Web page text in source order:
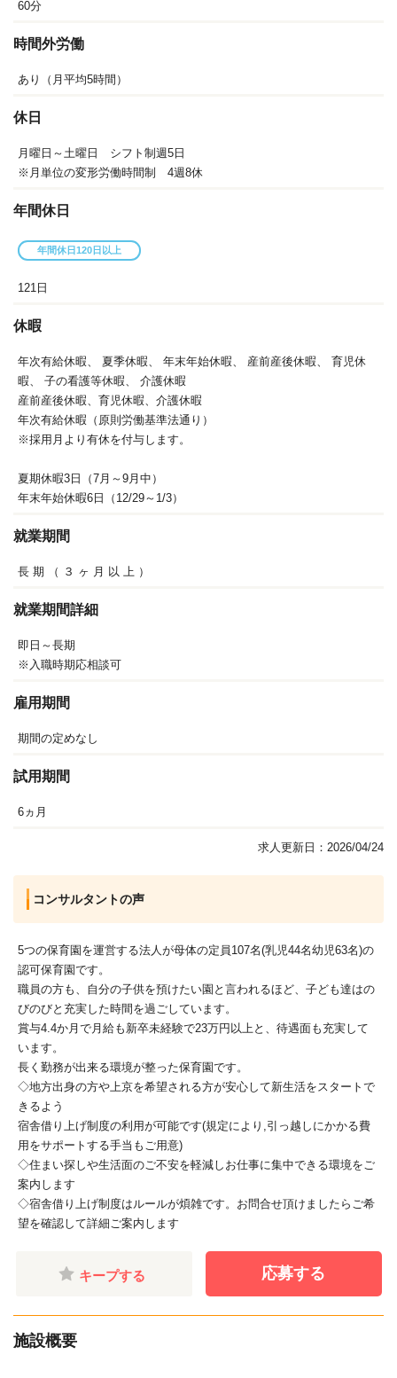
60分
時間外労働
あり（月平均5時間）
休日
月曜日～土曜日 シフト制週5日
※月単位の変形労働時間制 4週8休
年間休日
年間休日120日以上
121日
休暇
年次有給休暇、 夏季休暇、 年末年始休暇、 産前産後休暇、
育児休
暇、
子の看護等休暇、
介護休暇
産前産後休暇、育児休暇、介護休暇
年次有給休暇（原則労働基準法通り）
※採用月より有休を付与します。
夏期休暇3日（7月～9月中）
年末年始休暇6日（12/29～1/3）
就業期間
長 期 （ ３ ヶ 月 以 上 ）
就業期間詳細
即日～長期
※入職時期応相談可
雇用期間
期間の定めなし
試用期間
6ヵ月
求人更新日：2026/04/24
コンサルタントの声
5つの保育園を運営する法人が母体の定員107名(乳児44名幼児63名)の
認可保育園です。
職員の方も、自分の子供を預けたい園と言われるほど、子ども達はの
びのびと充実した時間を過ごしています。
賞与4.4か月で月給も新卒未経験で23万円以上と、待遇面も充実して
います。
長く勤務が出来る環境が整った保育園です。
◇地方出身の方や上京を希望される方が安心して新生活をスタートで
きるよう
宿舎借り上げ制度の利用が可能です(規定により,引っ越しにかかる費
用をサポートする手当もご用意)
◇住まい探しや生活面のご不安を軽減しお仕事に集中できる環境をご
案内します
◇宿舎借り上げ制度はルールが煩雑です。お問合せ頂けましたらご希
望を確認して詳細ご案内します
キープする 応募する
施設概要